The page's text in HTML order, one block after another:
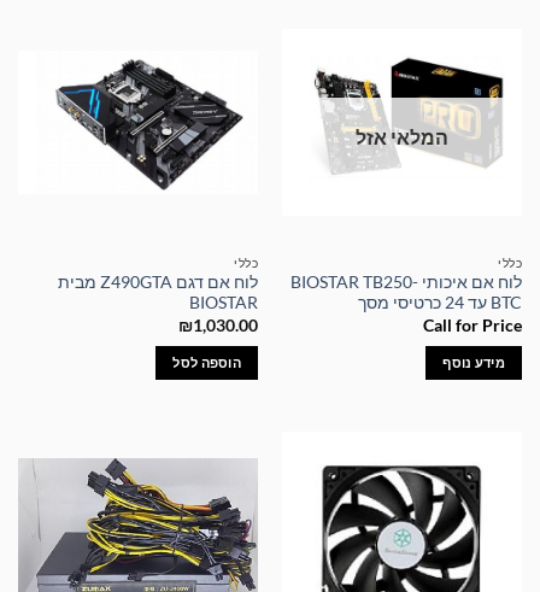
המלאי אזל
כללי
לוח אם איכותי BIOSTAR TB250-
BTC עד 24 כרטיסי מסך
Call for Price
מידע נוסף
כללי
לוח אם דגם Z490GTA מבית
BIOSTAR
₪1,030.00
הוספה לסל